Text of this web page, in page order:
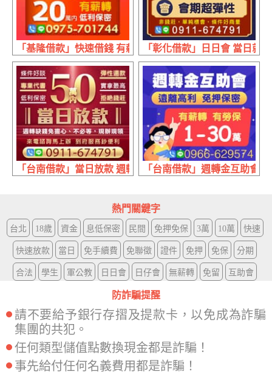
「基隆借款」快速借錢 有薪轉 | 20萬內 低利保密
「彰化借款」日日會 當日就
「台南借款」當日放款 週轉缺錢免擔心 | 50萬內 實拿最高
「台南借款」週轉金互助會
熱門關鍵字
台北 18歲 資金 息低保密 民間 免押免保 3萬 10萬 快速
快速放款 當日 免手續費 免聯徵 證件 免押 免保 分期
合法 學生 軍公教 日日會 日仔會 無薪轉 免留 互助會
防詐騙提醒
請不要給予銀行存摺及提款卡，以免成為詐騙
集團的共犯。
任何類型儲值點數換現金都是詐騙！
事先給付任何名義費用都是詐騙！